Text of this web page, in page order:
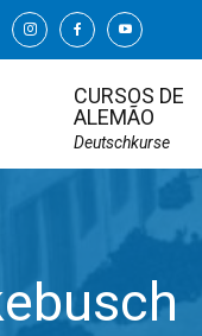
CURSOS DE
ALEMÃO
Deutschkurse